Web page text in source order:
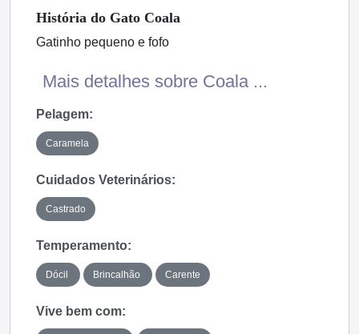
História do Gato Coala
Gatinho pequeno e fofo
Mais detalhes sobre Coala ...
Pelagem:
Caramela
Cuidados Veterinários:
Castrado
Temperamento:
Dócil Brincalhão Carente
Vive bem com: